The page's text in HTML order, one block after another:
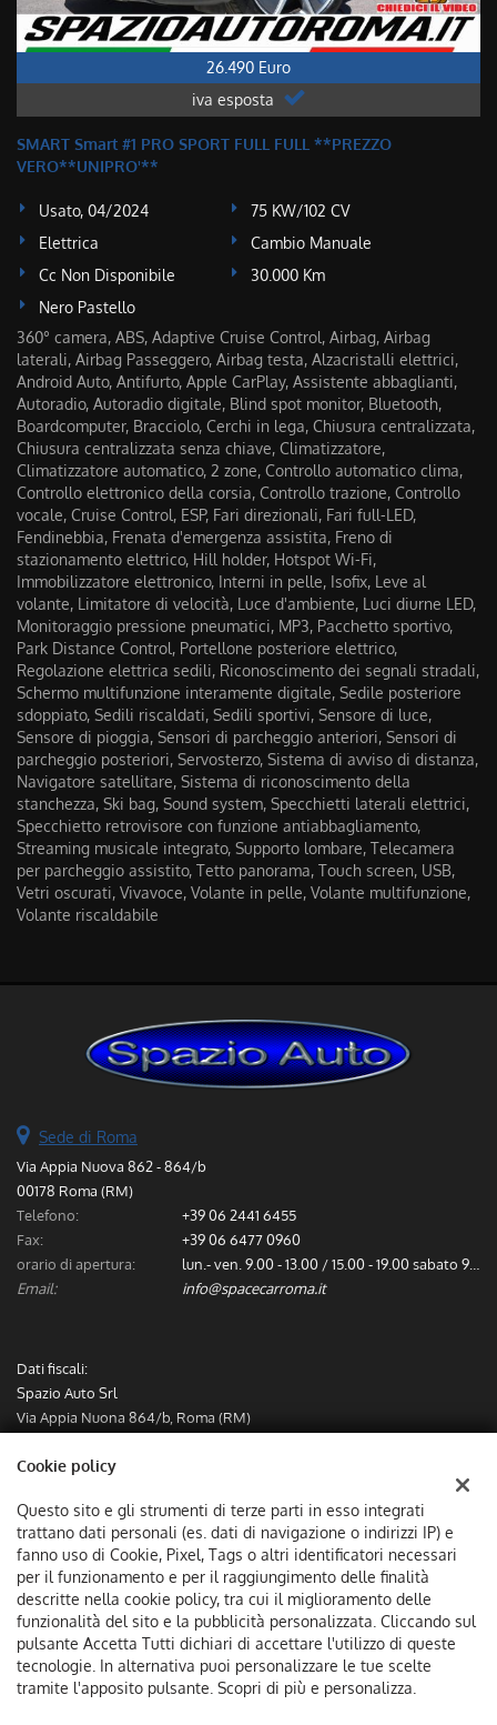
26.490 Euro
iva esposta
SMART Smart #1 PRO SPORT FULL FULL **PREZZO
VERO**UNIPRO'**
Usato, 04/2024
75 KW/102 CV
Elettrica
Cambio Manuale
Cc Non Disponibile
30.000 Km
Nero Pastello
360° camera, ABS, Adaptive Cruise Control, Airbag, Airbag
laterali, Airbag Passeggero, Airbag testa, Alzacristalli elettrici,
Android Auto, Antifurto, Apple CarPlay, Assistente abbaglianti,
Autoradio, Autoradio digitale, Blind spot monitor, Bluetooth,
Boardcomputer, Bracciolo, Cerchi in lega, Chiusura centralizzata,
Chiusura centralizzata senza chiave, Climatizzatore,
Climatizzatore automatico, 2 zone, Controllo automatico clima,
Controllo elettronico della corsia, Controllo trazione, Controllo
vocale, Cruise Control, ESP, Fari direzionali, Fari full-LED,
Fendinebbia, Frenata d'emergenza assistita, Freno di
stazionamento elettrico, Hill holder, Hotspot Wi-Fi,
Immobilizzatore elettronico, Interni in pelle, Isofix, Leve al
volante, Limitatore di velocità, Luce d'ambiente, Luci diurne LED,
Monitoraggio pressione pneumatici, MP3, Pacchetto sportivo,
Park Distance Control, Portellone posteriore elettrico,
Regolazione elettrica sedili, Riconoscimento dei segnali stradali,
Schermo multifunzione interamente digitale, Sedile posteriore
sdoppiato, Sedili riscaldati, Sedili sportivi, Sensore di luce,
Sensore di pioggia, Sensori di parcheggio anteriori, Sensori di
parcheggio posteriori, Servosterzo, Sistema di avviso di distanza,
Navigatore satellitare, Sistema di riconoscimento della
stanchezza, Ski bag, Sound system, Specchietti laterali elettrici,
Specchietto retrovisore con funzione antiabbagliamento,
Streaming musicale integrato, Supporto lombare, Telecamera
per parcheggio assistito, Tetto panorama, Touch screen, USB,
Vetri oscurati, Vivavoce, Volante in pelle, Volante multifunzione,
Volante riscaldabile
Sede di Roma
Via Appia Nuova 862 - 864/b
00178 Roma (RM)
Telefono:
+39 06 2441 6455
Fax:
+39 06 6477 0960
orario di apertura:
Email:
info@spacecarroma.it
Dati fiscali:
Spazio Auto Srl
Via Appia Nuona 864/b, Roma (RM)
Registro delle imprese:
Cookie policy
Questo sito e gli strumenti di terze parti in esso integrati
trattano dati personali (es. dati di navigazione o indirizzi IP) e
fanno uso di Cookie, Pixel, Tags o altri identificatori necessari
per il funzionamento e per il raggiungimento delle finalità
descritte nella cookie policy, tra cui il miglioramento delle
funzionalità del sito e la pubblicità personalizzata. Cliccando sul
pulsante Accetta Tutti dichiari di accettare l'utilizzo di queste
tecnologie. In alternativa puoi personalizzare le tue scelte
tramite l'apposito pulsante. Scopri di più e personalizza.